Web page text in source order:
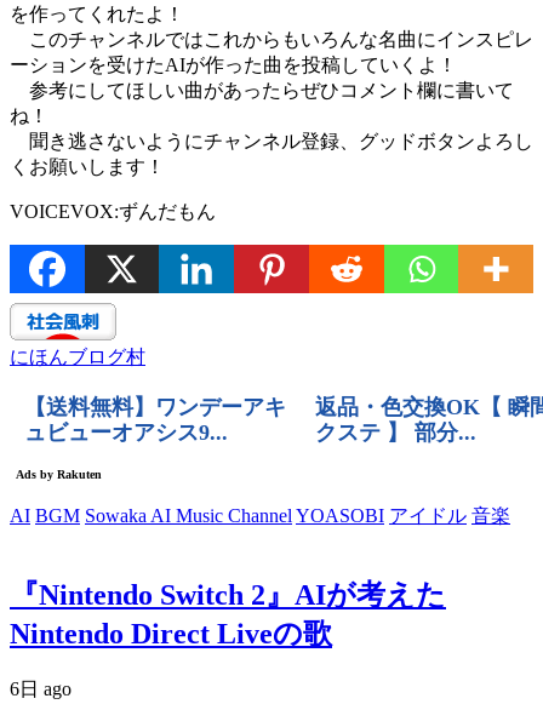
を作ってくれたよ！
このチャンネルではこれからもいろんな名曲にインスピレ
ーションを受けたAIが作った曲を投稿していくよ！
参考にしてほしい曲があったらぜひコメント欄に書いて
ね！
聞き逃さないようにチャンネル登録、グッドボタンよろし
くお願いします！
VOICEVOX:ずんだもん
にほんブログ村
AI BGM Sowaka AI Music Channel YOASOBI アイドル 音楽
『Nintendo Switch 2』AIが考えた
Nintendo Direct Liveの歌
6日 ago